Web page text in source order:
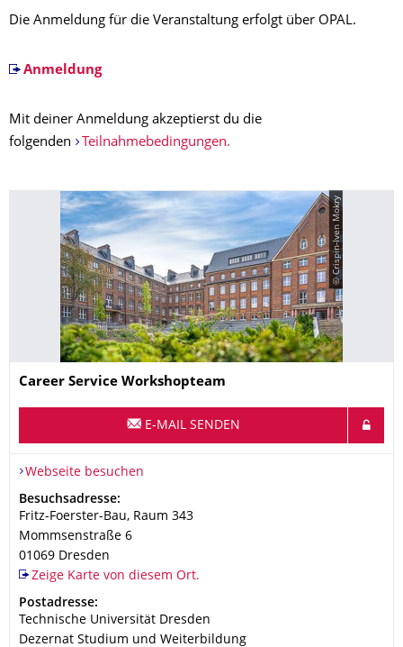
Die Anmeldung für die Veranstaltung erfolgt über OPAL.
Anmeldung
Mit deiner Anmeldung akzeptierst du die
folgenden
Teilnahmebedingungen.
© Crispin-Iven Mokry
Name
Career Service Workshopteam
E-MAIL SENDEN
Webseite besuchen
Adresse
Besuchsadresse:
Fritz-Foerster-Bau, Raum 343
Mommsenstraße 6
01069 Dresden
Zeige Karte von diesem Ort.
Adresse
Postadresse:
Technische Universität Dresden
Dezernat Studium und Weiterbildung